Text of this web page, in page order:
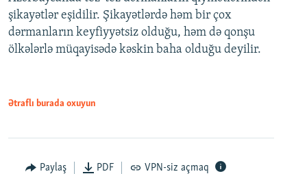
şikayətlər eşidilir. Şikayətlərdə həm bir çox
dərmanların keyfiyyətsiz olduğu, həm də qonşu
ölkələrlə müqayisədə kəskin baha olduğu deyilir.
Ətraflı burada oxuyun
Paylaş PDF VPN-siz açmaq